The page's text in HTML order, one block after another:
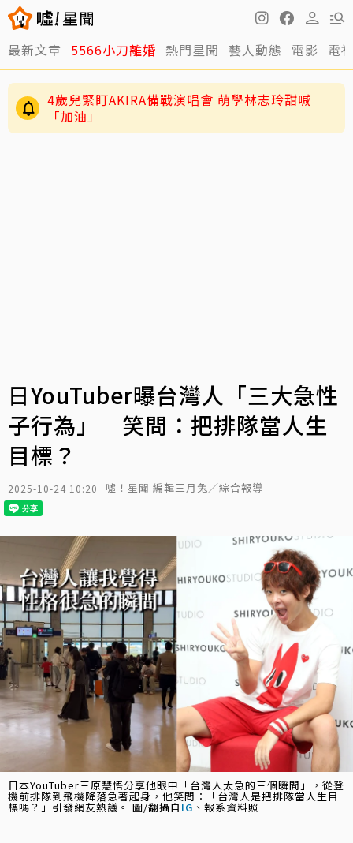
最新文章 5566小刀離婚 熱門星聞 藝人動態 電影 電
29歲男偶像「寵粉」誤觸法遭警約談！公開露面
呼籲遵守法規
4歲兒緊盯AKIRA備戰演唱會 萌學林志玲甜喊
「加油」
日YouTuber曝台灣人「三大急性
子行為」 笑問：把排隊當人生
目標？
2025-10-24 10:20 噓！星聞 編輯三月兔／綜合報導
日本YouTuber三原慧悟分享他眼中「台灣人太急的三個瞬間」，從登
機前排隊到飛機降落急著起身，他笑問：「台灣人是把排隊當人生目
標嗎？」引發網友熱議。 圖/翻攝自 IG 、報系資料照